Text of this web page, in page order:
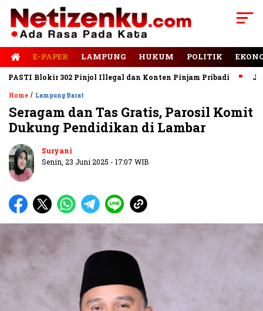
E-PAPER LAMPUNG HUKUM POLITIK
Blokir 302 Pinjol Illegal dan Konten Pinjam Pribadi Jalan
Home / Lampung Barat
Seragam dan Tas Gratis, Parosil Komit
Dukung Pendidikan di Lambar
Suryani
Senin, 23 Juni 2025 - 17:07 WIB